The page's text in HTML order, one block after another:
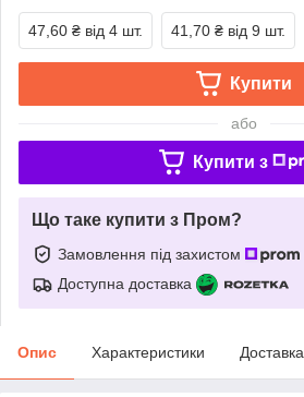
47,60 ₴ від 4 шт. 41,70 ₴ від 9 шт.
Купити
або
Купити з
Що таке купити з Пром?
Замовлення під захистом
Доступна доставка
Опис Характеристики Доставка